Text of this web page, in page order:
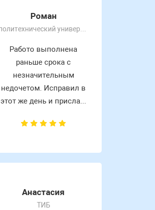
Роман
политехнический университет
Работо выполнена
раньше срока с
незначительным
недочетом. Исправил в
этот же день и присла...
Анастасия
ТИБ